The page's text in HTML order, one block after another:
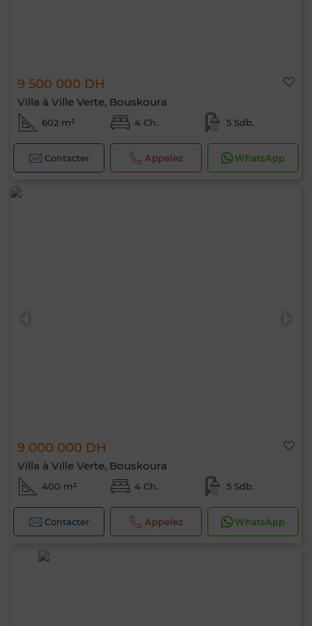
9 500 000 DH
Villa à Ville Verte, Bouskoura
602 m² 4 Ch. 5 Sdb.
Contacter Appelez WhatsApp
9 000 000 DH
Villa à Ville Verte, Bouskoura
400 m² 4 Ch. 5 Sdb.
Contacter Appelez WhatsApp